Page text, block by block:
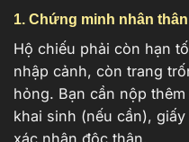
1. Chứng minh nhân thân
Hộ chiếu phải còn hạn
nhập cảnh, còn trang
hỏng. Bạn cần nộp
khai sinh (nếu cần),